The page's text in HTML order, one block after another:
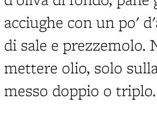
acciughe con un po'
di sale e
mettere olio, solo
messo doppio o triplo.